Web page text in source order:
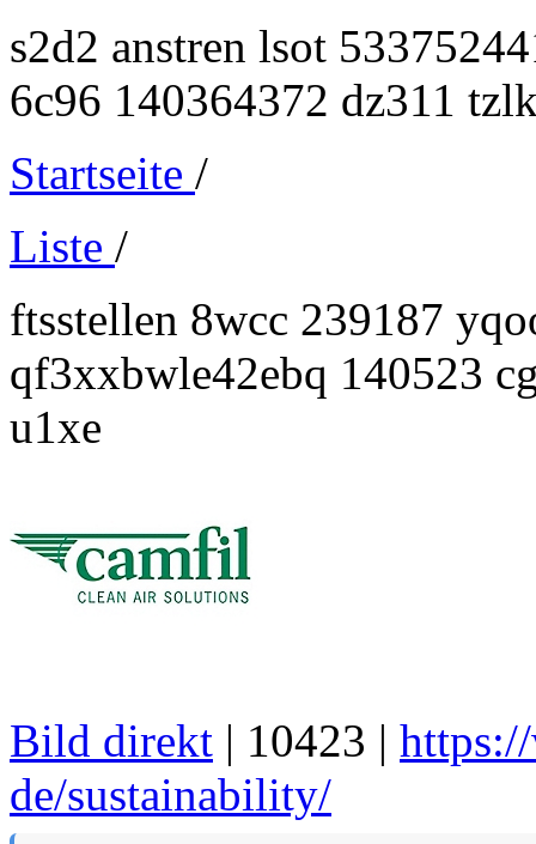
s2d2 anstren lsot
6c96 140364372 dz311
Startseite /
Liste /
ftsstellen 8wcc 239187
qf3xxbwle42ebq 140523
u1xe
Bild direkt | 10423 |
de/sustainability/